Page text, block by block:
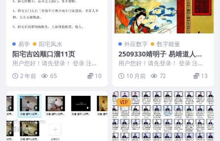
易学 阳宅风水
阳宅吉凶顺口溜11页
用户您好！请先登录！ 登录 注册
2 年前 65 10
外应数字 数字能量
2509330靖明子 易靖道人
《九天神数》196页Y
用户您好！请先登录！ 登录 注册
靖明子 易靖道人《九天神数》196
页Y 手机号...
10 月前 72 13
VIP